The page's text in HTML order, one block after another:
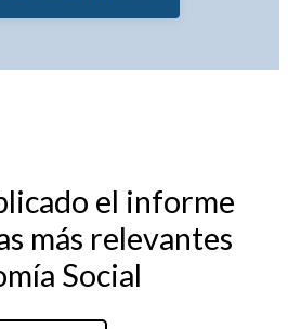
el informe
más relevantes
Social